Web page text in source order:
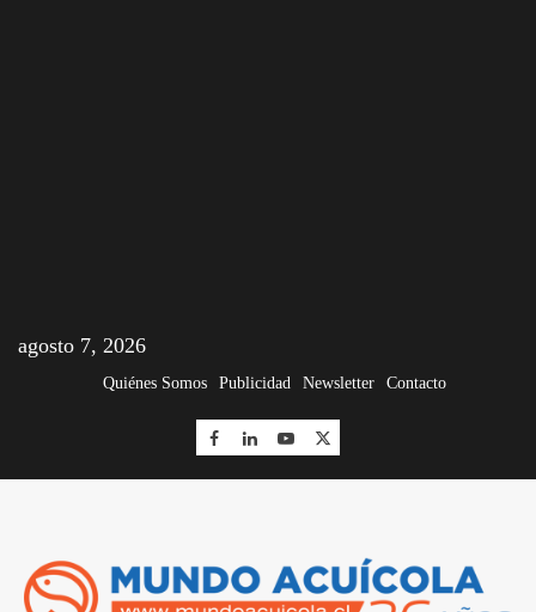
agosto 7, 2026
Quiénes Somos Publicidad Newsletter Contacto